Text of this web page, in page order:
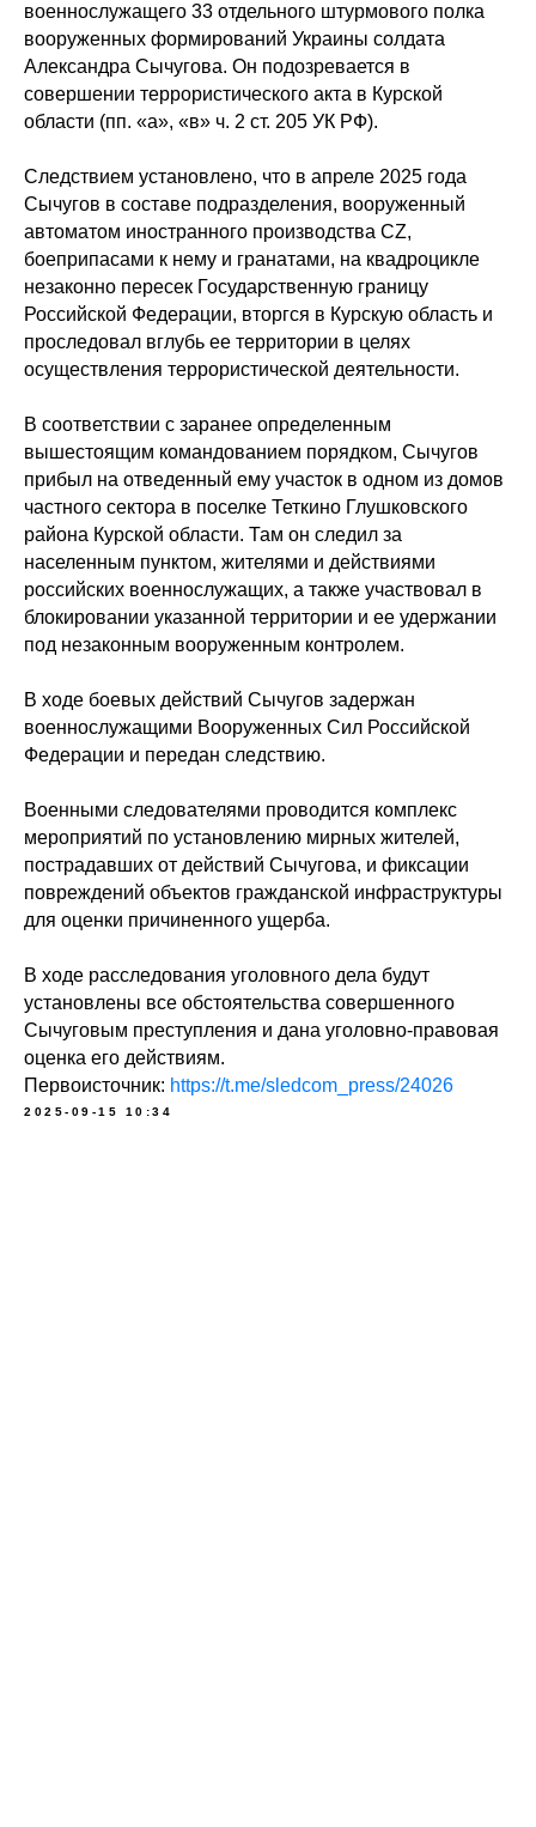
военнослужащего 33 отдельного штурмового полка
вооруженных формирований Украины солдата
Александра Сычугова. Он подозревается в
совершении террористического акта в Курской
области (пп. «а», «в» ч. 2 ст. 205 УК РФ).
Следствием установлено, что в апреле 2025 года
Сычугов в составе подразделения, вооруженный
автоматом иностранного производства CZ,
боеприпасами к нему и гранатами, на квадроцикле
незаконно пересек Государственную границу
Российской Федерации, вторгся в Курскую область и
проследовал вглубь ее территории в целях
осуществления террористической деятельности.
В соответствии с заранее определенным
вышестоящим командованием порядком, Сычугов
прибыл на отведенный ему участок в одном из домов
частного сектора в поселке Теткино Глушковского
района Курской области. Там он следил за
населенным пунктом, жителями и действиями
российских военнослужащих, а также участвовал в
блокировании указанной территории и ее удержании
под незаконным вооруженным контролем.
В ходе боевых действий Сычугов задержан
военнослужащими Вооруженных Сил Российской
Федерации и передан следствию.
Военными следователями проводится комплекс
мероприятий по установлению мирных жителей,
пострадавших от действий Сычугова, и фиксации
повреждений объектов гражданской инфраструктуры
для оценки причиненного ущерба.
В ходе расследования уголовного дела будут
установлены все обстоятельства совершенного
Сычуговым преступления и дана уголовно-правовая
оценка его действиям.
Первоисточник: https://t.me/sledcom_press/24026
2025-09-15 10:34